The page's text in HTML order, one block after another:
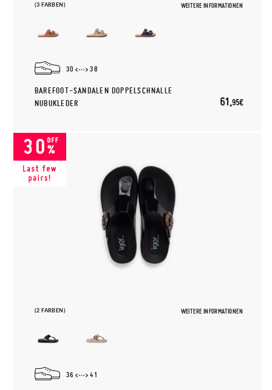
(3 FARBEN) WEITERE INFORMATIONEN
30 38
BAREFOOT-SANDALEN DOPPELSCHNALLE
NUBUKLEDER
61,95€
(2 FARBEN) WEITERE INFORMATIONEN
36 41